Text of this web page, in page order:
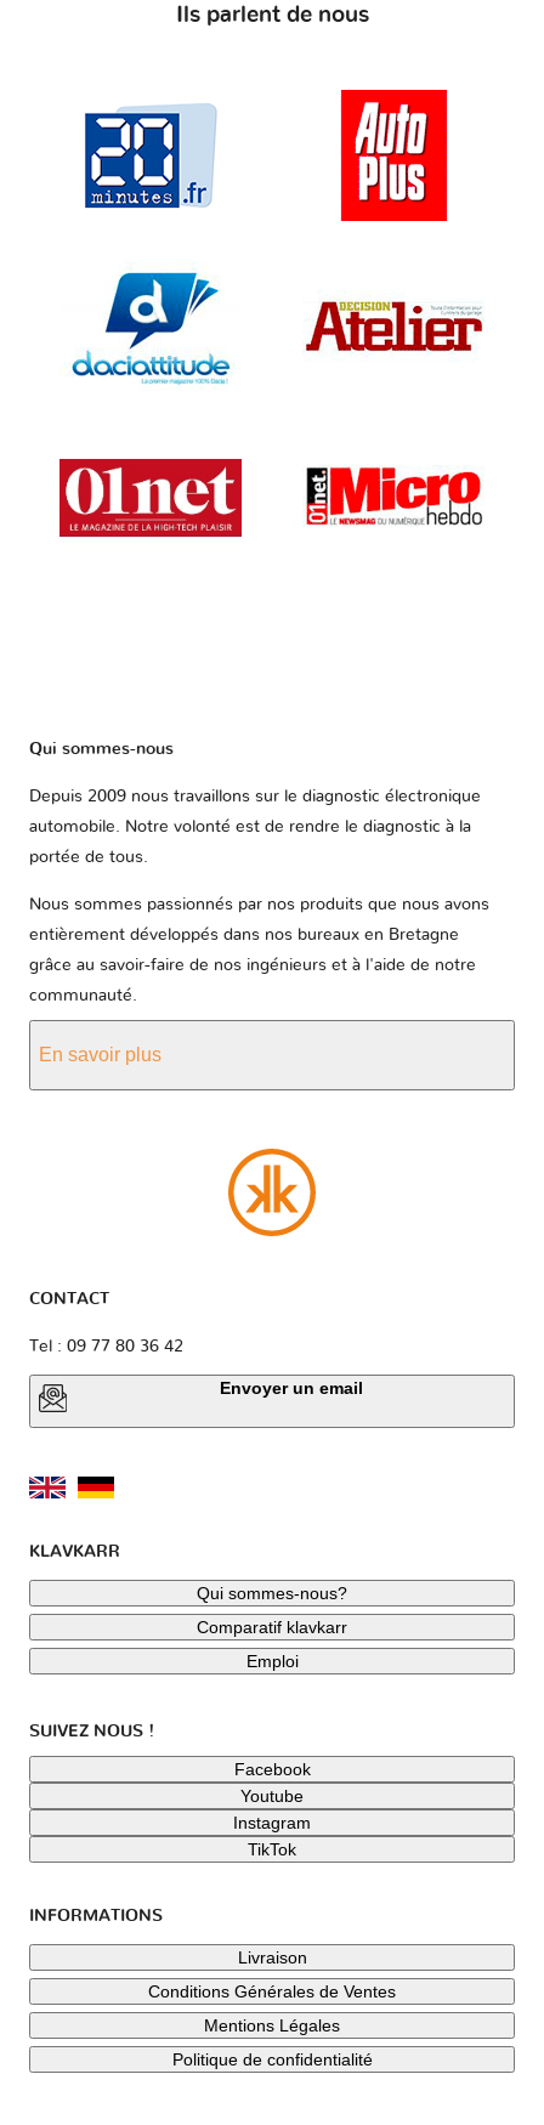
Ils parlent de nous
Qui sommes-nous
Depuis 2009 nous travaillons sur le diagnostic électronique
automobile. Notre volonté est de rendre le diagnostic à la
portée de tous.
Nous sommes passionnés par nos produits que nous avons
entièrement développés dans nos bureaux en Bretagne
grâce au savoir-faire de nos ingénieurs et à l'aide de notre
communauté.
En savoir plus
CONTACT
Tel : 09 77 80 36 42
Envoyer un email
KLAVKARR
Qui sommes-nous?
Comparatif klavkarr
Emploi
SUIVEZ NOUS !
Facebook
Youtube
Instagram
TikTok
INFORMATIONS
Livraison
Conditions Générales de Ventes
Mentions Légales
Politique de confidentialité